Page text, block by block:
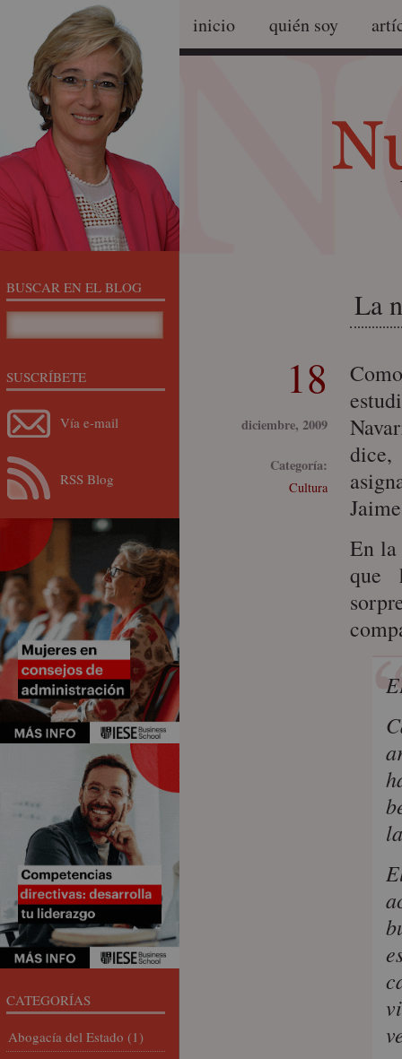
inicio quién soy
La
18
diciembre, 2009
Categoría:
Cultura
dice,
En
que
BUSCAR EN EL BLOG
SUSCRÍBETE
Vía e-mail
RSS Blog
CATEGORÍAS
Abogacía del Estado (1)